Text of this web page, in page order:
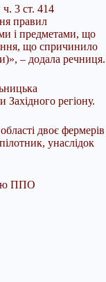
3 ст. 414
правил
і предметами, що
що спричинило
– додала речниця.
Західного регіону.
двоє фермерів
унаслідок
ППО